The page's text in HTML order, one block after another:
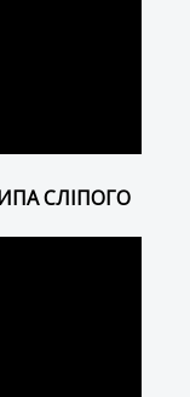
СЛІПОГО